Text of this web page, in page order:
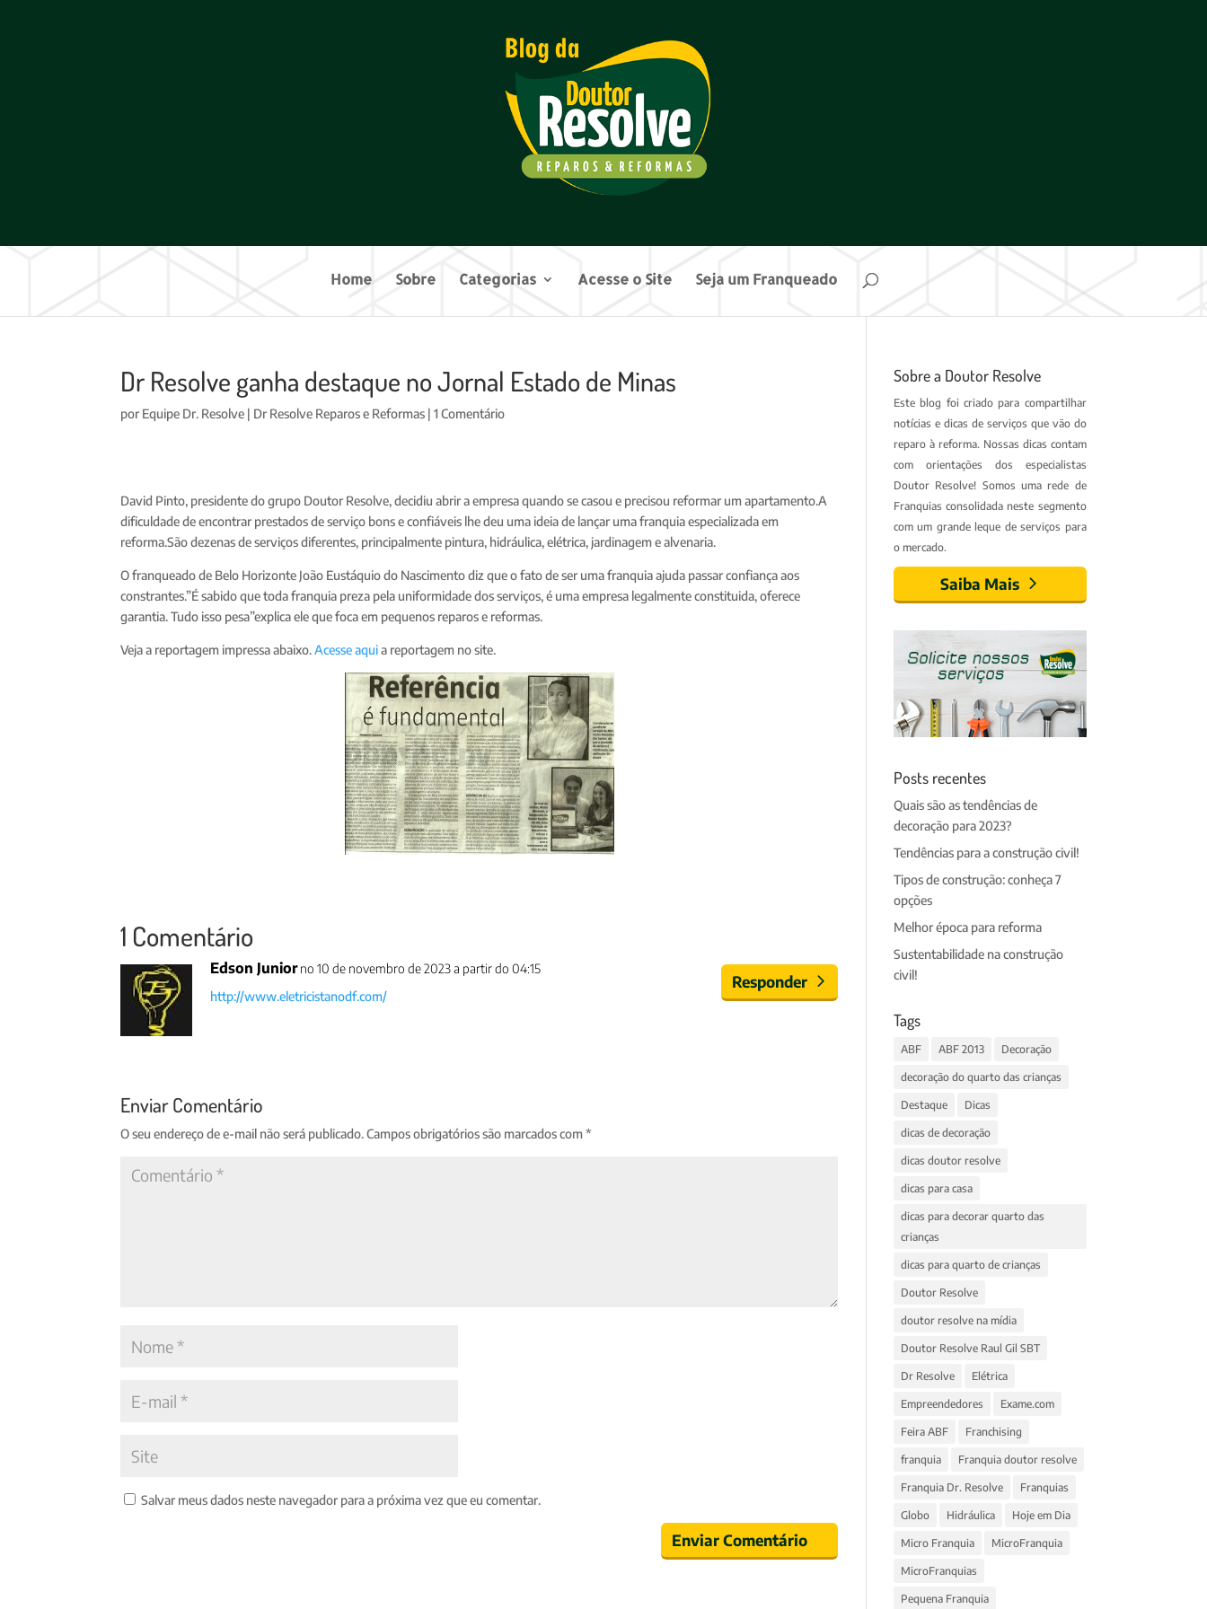
Home Sobre Categorias Acesse o Site Seja um Franqueado
Dr Resolve ganha destaque no Jornal Estado de Minas
por Equipe Dr. Resolve | Dr Resolve Reparos e Reformas |1 Comentário
David Pinto, presidente do grupo Doutor Resolve, decidiu abrir a empresa quando se casou e precisou reformar um apartamento.A
dificuldade de encontrar prestados de serviço bons e confiáveis lhe deu uma ideia de lançar uma franquia especializada em
reforma.São dezenas de serviços diferentes, principalmente pintura, hidráulica, elétrica, jardinagem e alvenaria.
O franqueado de Belo Horizonte João Eustáquio do Nascimento diz que o fato de ser uma franquia ajuda passar confiança aos
constrantes.”É sabido que toda franquia preza pela uniformidade dos serviços, é uma empresa legalmente constituida, oferece
garantia. Tudo isso pesa”explica ele que foca em pequenos reparos e reformas.
Veja a reportagem impressa abaixo.Acesse aquia reportagem no site.
1 Comentário
Edson Junior no 10 de novembro de 2023 a partir do 04:15
http://www.eletricistanodf.com/
Responder
Enviar Comentário
O seu endereço de e-mail não será publicado. Campos obrigatórios são marcados com*
Salvar meus dados neste navegador para a próxima vez que eu comentar.
Sobre a Doutor Resolve
Este blog foi criado para compartilhar
notícias e dicas de serviços que vão do
reparo à reforma. Nossas dicas contam
com orientações dos especialistas
Doutor Resolve! Somos uma rede de
Franquias consolidada neste segmento
com um grande leque de serviços para
o mercado.
Saiba Mais
Posts recentes
Quais são as tendências de
decoração para 2023?
Tendências para a construção civil!
Tipos de construção: conheça 7
opções
Melhor época para reforma
Sustentabilidade na construção
civil!
Tags
ABF ABF 2013 Decoração
decoração do quarto das crianças
Destaque Dicas
dicas de decoração
dicas doutor resolve
dicas para casa
dicas para decorar quarto das
crianças
dicas para quarto de crianças
Doutor Resolve
doutor resolve na mídia
Doutor Resolve Raul Gil SBT
Dr Resolve Elétrica
Empreendedores Exame.com
Feira ABF Franchising
franquia Franquia doutor resolve
Franquia Dr. Resolve Franquias
Globo Hidráulica Hoje em Dia
Micro Franquia MicroFranquia
MicroFranquias
Pequena Franquia